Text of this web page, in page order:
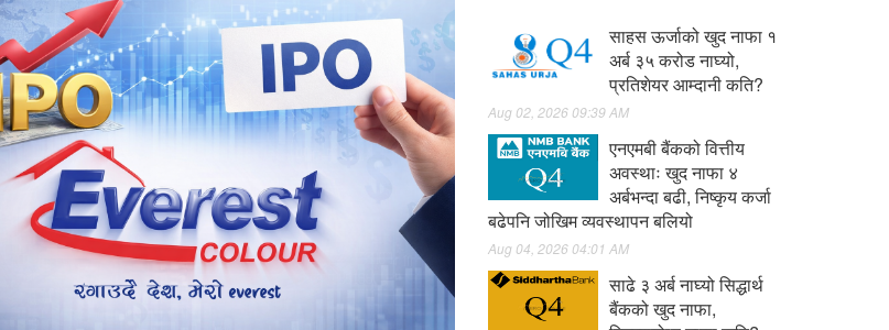
साहस ऊर्जाको खुद नाफा १
अर्ब ३५ करोड नाघ्यो,
प्रतिशेयर आम्दानी कति?
Aug 02, 2026 09:39 AM
एनएमबी बैंकको वित्तीय
अवस्थाः खुद नाफा ४
अर्बभन्दा बढी, निष्कृय कर्जा
बढेपनि जोखिम व्यवस्थापन बलियो
Aug 04, 2026 04:01 AM
साढे ३ अर्ब नाघ्यो सिद्धार्थ
बैंकको खुद नाफा,